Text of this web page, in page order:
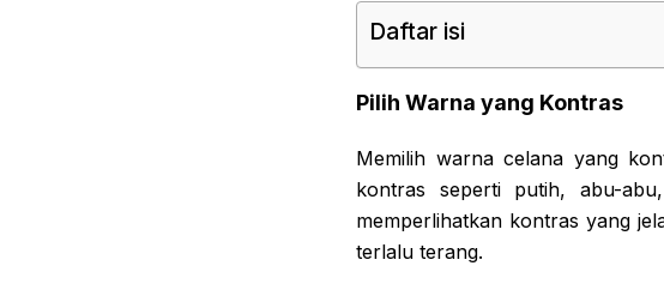
Daftar isi
Pilih Warna yang Kontras
Memilih warna celana yang
kontras seperti putih, abu-
memperlihatkan kontras yang
terlalu terang.